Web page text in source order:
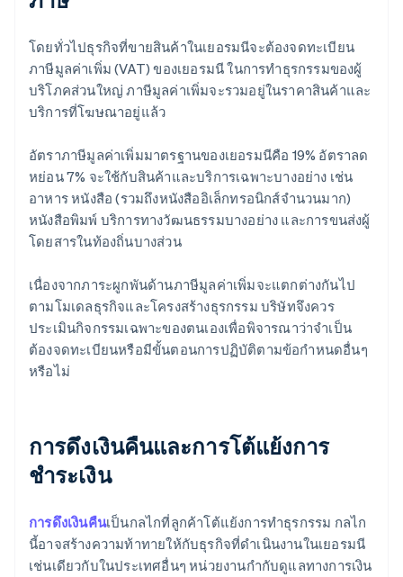
โดยทั่วไปธุรกิจที่ขายสินค้าในเยอรมนีจะต้องจดทะเบียน
ภาษีมูลค่าเพิ่ม (VAT) ของเยอรมนี ในการทำธุรกรรมของผู้
บริโภคส่วนใหญ่ ภาษีมูลค่าเพิ่มจะรวมอยู่ในราคาสินค้าและ
บริการที่โฆษณาอยู่แล้ว
อัตราภาษีมูลค่าเพิ่มมาตรฐานของเยอรมนีคือ 19% อัตราลด
หย่อน 7% จะใช้กับสินค้าและบริการเฉพาะบางอย่าง เช่น
อาหาร หนังสือ (รวมถึงหนังสืออิเล็กทรอนิกส์จำนวนมาก)
หนังสือพิมพ์ บริการทางวัฒนธรรมบางอย่าง และการขนส่งผู้
โดยสารในท้องถิ่นบางส่วน
เนื่องจากภาระผูกพันด้านภาษีมูลค่าเพิ่มจะแตกต่างกันไป
ตามโมเดลธุรกิจและโครงสร้างธุรกรรม บริษัทจึงควร
ประเมินกิจกรรมเฉพาะของตนเองเพื่อพิจารณาว่าจำเป็น
ต้องจดทะเบียนหรือมีขั้นตอนการปฏิบัติตามข้อกำหนดอื่นๆ
หรือไม่
การดึงเงินคืนและการโต้แย้งการ
ชำระเงิน
การดึงเงินคืนเป็นกลไกที่ลูกค้าโต้แย้งการทำธุรกรรม กลไก
นี้อาจสร้างความท้าทายให้กับธุรกิจที่ดำเนินงานในเยอรมนี
เช่นเดียวกับในประเทศอื่นๆ หน่วยงานกำกับดูแลทางการเงิน